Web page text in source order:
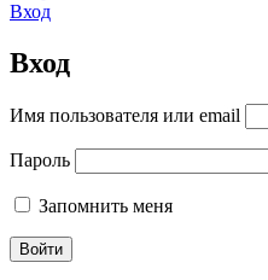
Вход
Вход
Имя пользователя или email
Пароль
Запомнить меня